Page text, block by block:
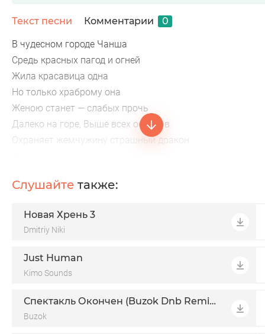
Текст песни Комментарии 0
В чудесном городе Чанша
Средь красных пагод и огней
Жила красавица одна
Но только храброму она
Женою станет — слабых прочь
Далеко на горе, Выше всех облаков
Охраняет жемчужину страшный дракон
И дворцовый свой трон
Владеет небес
Он раскроет в тебе то, что есть
Если сердце из боли и зла
Слушайте также:
Новая Хрень 3
Dmitriy Niki
Just Human
Kimo Sounds
Спектакль Окончен (Buzok Dnb Remix 2026)
Buzok